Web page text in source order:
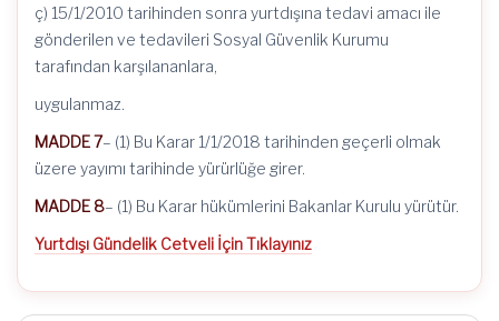
ç) 15/1/2010 tarihinden sonra yurtdışına tedavi amacı ile
gönderilen ve tedavileri Sosyal Güvenlik Kurumu
tarafından karşılananlara,
uygulanmaz.
MADDE 7– (1) Bu Karar 1/1/2018 tarihinden geçerli olmak
üzere yayımı tarihinde yürürlüğe girer.
MADDE 8– (1) Bu Karar hükümlerini Bakanlar Kurulu yürütür.
Yurtdışı Gündelik Cetveli İçin Tıklayınız